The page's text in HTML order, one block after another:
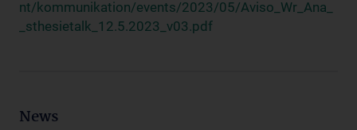
nt/kommunikation/events/2023/05/Aviso_Wr_Ana_
_sthesietalk_12.5.2023_v03.pdf
News